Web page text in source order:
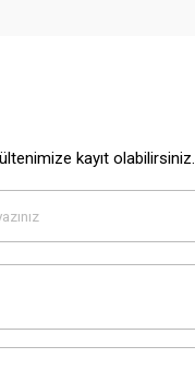
kayıt olabilirsiniz.